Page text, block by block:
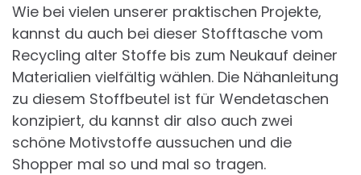
Wie bei vielen unserer praktischen Projekte,
kannst du auch bei dieser Stofftasche vom
Recycling alter Stoffe bis zum Neukauf deiner
Materialien vielfältig wählen. Die Nähanleitung
zu diesem Stoffbeutel ist für Wendetaschen
konzipiert, du kannst dir also auch zwei
schöne Motivstoffe aussuchen und die
Shopper mal so und mal so tragen.